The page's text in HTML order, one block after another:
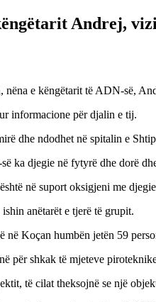
Andrej,
nëna e këngëtarit të ADN-së,
informacione për djalin e tij.
dhe ndodhet në spitalin e
djegie në fytyrë dhe dorë
në suport oksigjeni me
anëtarët e tjerë të grupit.
në Koçan humbën jetën 59
për shkak të mjeteve
të cilat theksojnë se një